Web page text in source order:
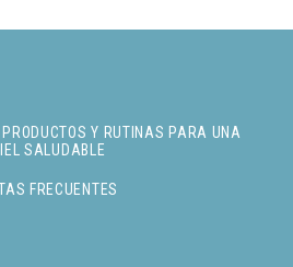
Y RUTINAS PARA UNA
SALUDABLE
FRECUENTES